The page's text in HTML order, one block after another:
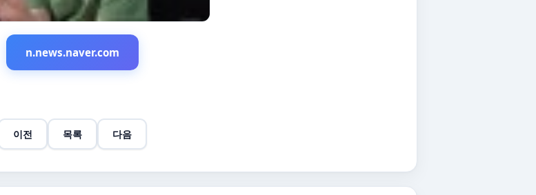
n.news.naver.com
이전 목록 다음